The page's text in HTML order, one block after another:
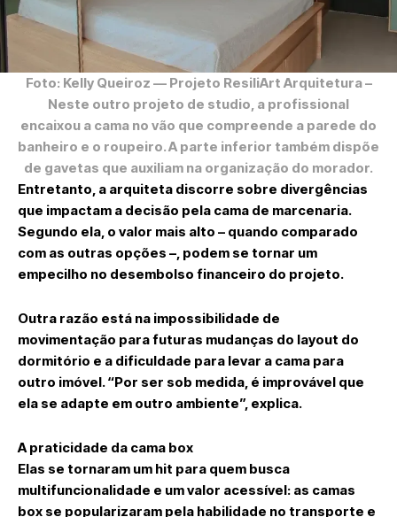
Foto: Kelly Queiroz — Projeto ResiliArt Arquitetura –
Neste outro projeto de studio, a profissional
encaixou a cama no vão que compreende a parede do
banheiro e o roupeiro. A parte inferior também dispõe
de gavetas que auxiliam na organização do morador.
Entretanto, a arquiteta discorre sobre divergências
que impactam a decisão pela cama de marcenaria.
Segundo ela, o valor mais alto – quando comparado
com as outras opções –, podem se tornar um
empecilho no desembolso financeiro do projeto.
Outra razão está na impossibilidade de
movimentação para futuras mudanças do layout do
dormitório e a dificuldade para levar a cama para
outro imóvel. “Por ser sob medida, é improvável que
ela se adapte em outro ambiente”, explica.
A praticidade da cama box
Elas se tornaram um hit para quem busca
multifuncionalidade e um valor acessível: as camas
box se popularizaram pela habilidade no transporte e